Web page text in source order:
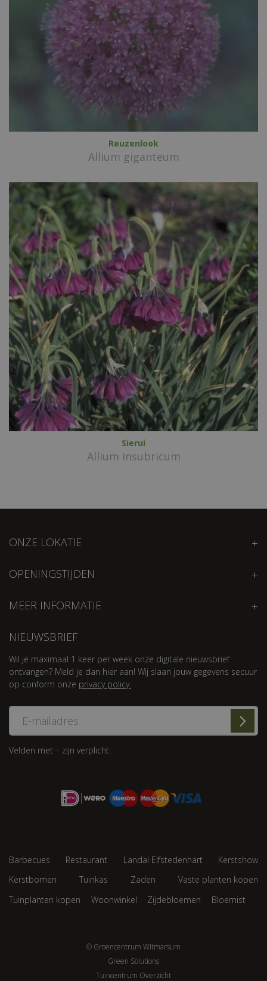
Reuzenlook
Allium giganteum
Sierui
Allium insubricum
ONZE LOKATIE
OPENINGSTIJDEN
MEER INFORMATIE
NIEUWSBRIEF
Wil je maximaal 1 keer per week onze digitale nieuwsbrief
ontvangen? Meld je dan hier aan! Wij slaan jouw gegevens secuur
op conform onze privacy policy.
Velden met * zijn verplicht.
Barbecues Restaurant Landal Elfstedenhart
Kerstshow
Kerstbomen
Tuinkas Zaden
Vaste planten kopen
Tuinplanten kopen
Woonwinkel Zijdebloemen Bloemist
© Groencentrum Witmarsum
Green Solutions
Tuincentrum Overzicht